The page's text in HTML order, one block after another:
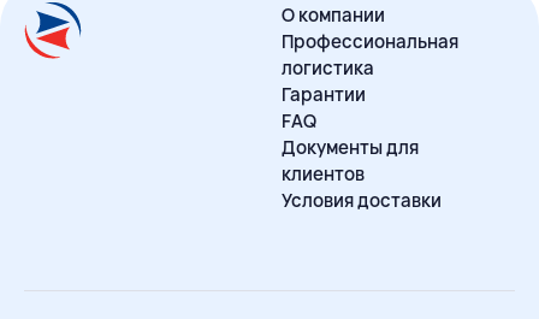
О компании
Профессиональная
логистика
Гарантии
FAQ
Документы для
клиентов
Условия доставки